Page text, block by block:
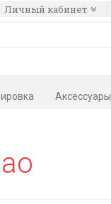
Личный кабинет
Аксессуары